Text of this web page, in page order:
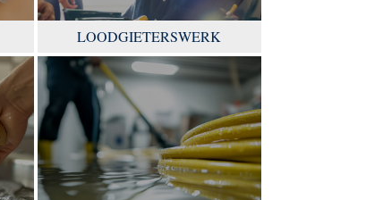
LOODGIETERSWERK